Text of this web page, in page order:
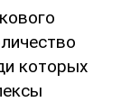
которых